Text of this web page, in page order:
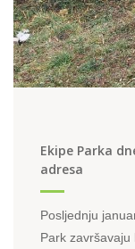
Ekipe Parka
adresa
Posljednju
Park